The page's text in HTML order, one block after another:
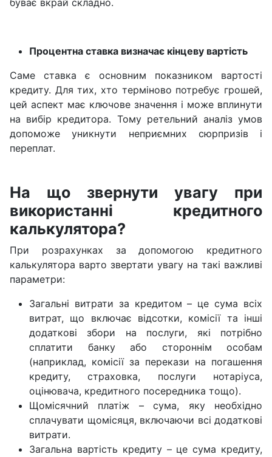
буває вкрай складно.
Процентна ставка визначає кінцеву вартість
Саме ставка є основним показником вартості
кредиту. Для тих, хто терміново потребує грошей,
цей аспект має ключове значення і може вплинути
на вибір кредитора. Тому ретельний аналіз умов
допоможе уникнути неприємних сюрпризів і
переплат.
На що звернути увагу при
використанні кредитного
калькулятора?
При розрахунках за допомогою кредитного
калькулятора варто звертати увагу на такі важливі
параметри:
Загальні витрати за кредитом – це сума всіх
витрат, що включає відсотки, комісії та інші
додаткові збори на послуги, які потрібно
сплатити банку або стороннім особам
(наприклад, комісії за перекази на погашення
кредиту, страховка, послуги нотаріуса,
оцінювача, кредитного посередника тощо).
Щомісячний платіж – сума, яку необхідно
сплачувати щомісяця, включаючи всі додаткові
витрати.
Загальна вартість кредиту – це сума кредиту,